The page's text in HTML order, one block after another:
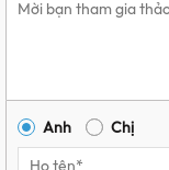
Anh Chị